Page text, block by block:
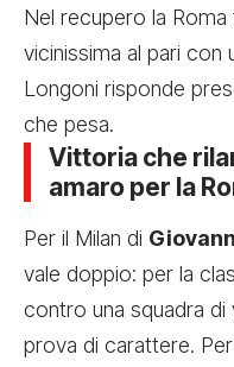
Nel recupero la Roma
vicinissima al pari con
Longoni risponde
che pesa.
Vittoria che
amaro per la
Per il Milan di
vale doppio: per la
contro una squadra di
prova di carattere.